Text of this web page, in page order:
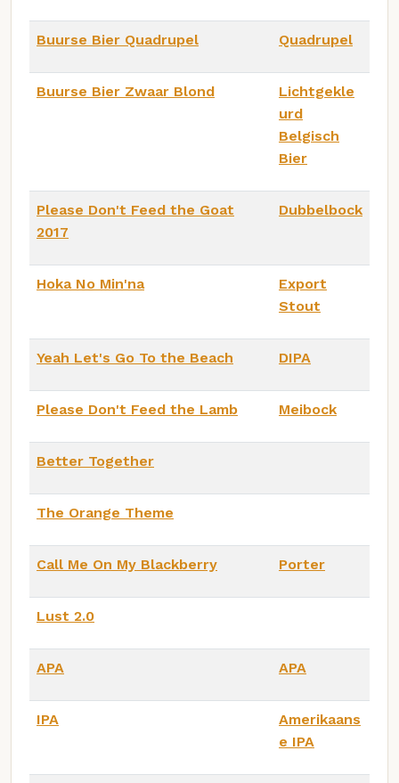
Buurse Bier Quadrupel Quadrupel
Buurse Bier Zwaar Blond
Lichtgekle
urd
Belgisch
Bier
Please Don't Feed the Goat
2017
Dubbelbock
Hoka No Min'na
Export
Stout
Yeah Let's Go To the Beach DIPA
Please Don't Feed the Lamb Meibock
Better Together
The Orange Theme
Call Me On My Blackberry Porter
Lust 2.0
APA APA
IPA
Amerikaans
e IPA